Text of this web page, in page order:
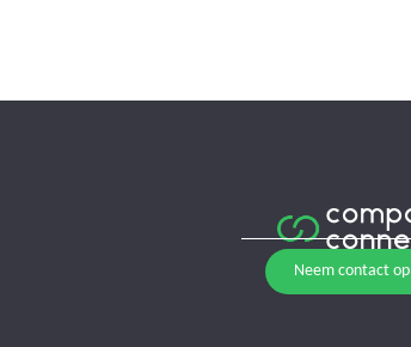
Neem contact op